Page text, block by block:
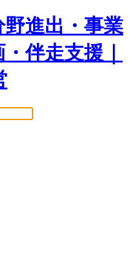
進出・事業
伴走支援｜